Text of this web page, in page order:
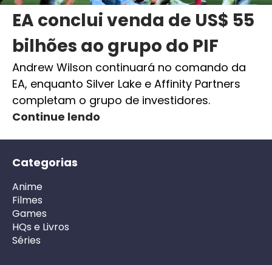
EA conclui venda de US$ 55
bilhões ao grupo do PIF
Andrew Wilson continuará no comando da
EA, enquanto Silver Lake e Affinity Partners
completam o grupo de investidores.
Continue lendo
Categorias
Anime
Filmes
Games
HQs e Livros
Séries